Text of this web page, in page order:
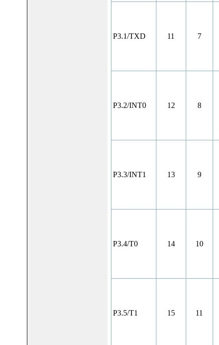
P3.1/TXD 11 7
P3.2/INT0 12 8
P3.3/INT1 13 9
P3.4/T0 14 10
P3.5/T1 15 11